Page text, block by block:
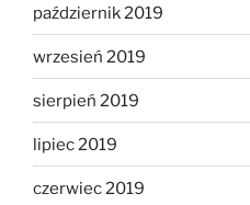
październik 2019
wrzesień 2019
sierpień 2019
lipiec 2019
czerwiec 2019